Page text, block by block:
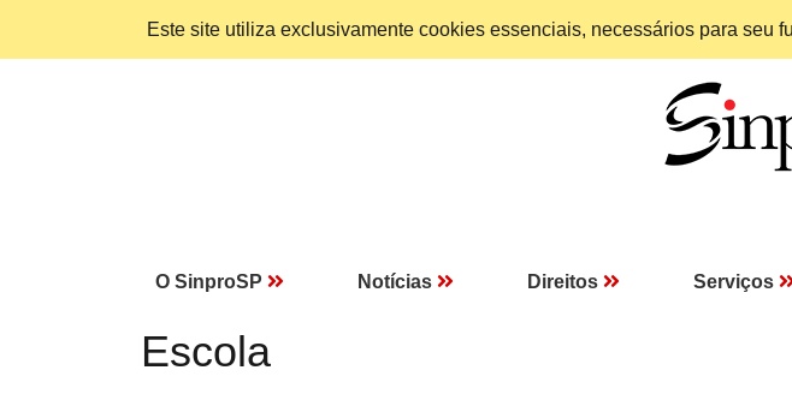
Este site utiliza exclusivamente cookies essenciais, necessários para seu
O SinproSP Notícias Direitos Serviços
Escola